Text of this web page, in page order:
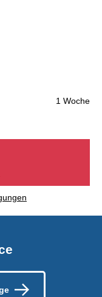
1 Woche